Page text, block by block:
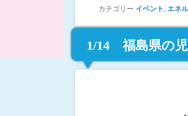
カテゴリー イベント, エネ
1/14 福島県の